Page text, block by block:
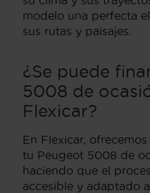
modelo una perfecta
sus rutas y paisajes.
¿Se puede
5008 de
Flexicar?
En Flexicar,
tu Peugeot 5008 de
haciendo que el
accesible y adaptado